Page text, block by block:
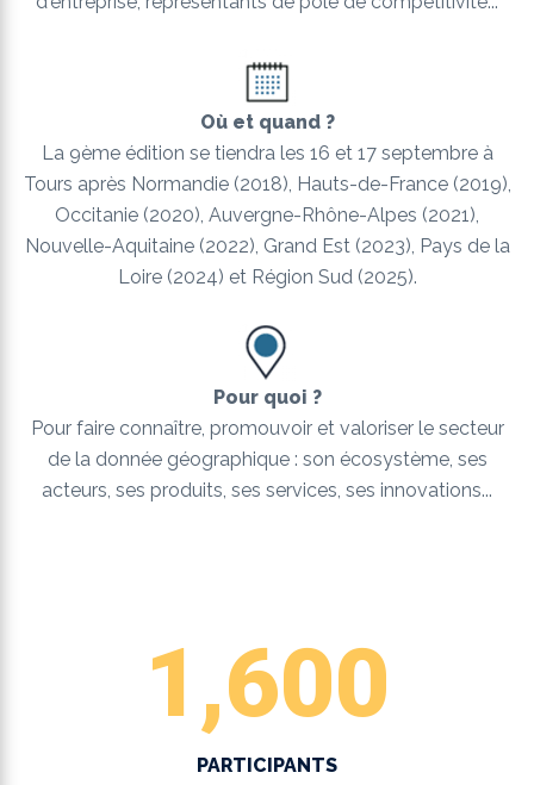
Où et quand ?
La 9ème édition se tiendra les 16 et 17 septembre à
Tours après Normandie (2018), Hauts-de-France (2019),
Occitanie (2020), Auvergne-Rhône-Alpes (2021),
Nouvelle-Aquitaine (2022), Grand Est (2023), Pays de la
Loire (2024) et Région Sud (2025).
Pour quoi ?
Pour faire connaître, promouvoir et valoriser le secteur
de la donnée géographique : son écosystème, ses
acteurs, ses produits, ses services, ses innovations...
1,600
PARTICIPANTS